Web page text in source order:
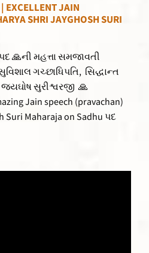
EXCELLENT JAIN
SHRI JAYGHOSH SURI
🙏ની મહત્તા સમજાવતી
ગચ્છાધિપતિ, સિદ્ધાન્ત
સુરીશ્વરજી 🙏
Jain speech (pravachan)
Suri Maharaja on Sadhu પદ